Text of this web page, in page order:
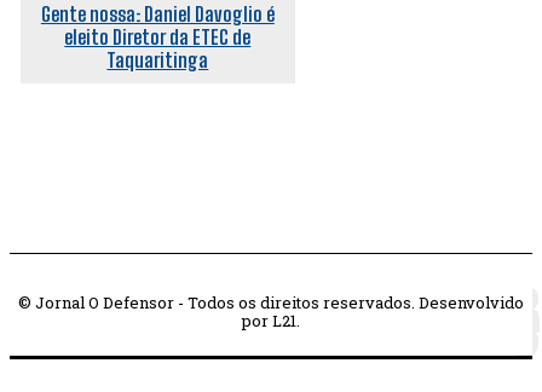
Gente nossa: Daniel Davoglio é
eleito Diretor da ETEC de
Taquaritinga
© Jornal O Defensor - Todos os direitos reservados. Desenvolvido
por L21.